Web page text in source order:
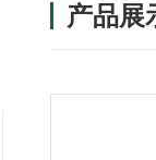
产品展